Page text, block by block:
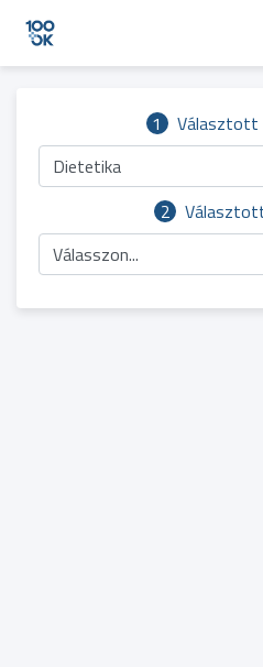
1
Választott
Dietetika
2
Válasszon...